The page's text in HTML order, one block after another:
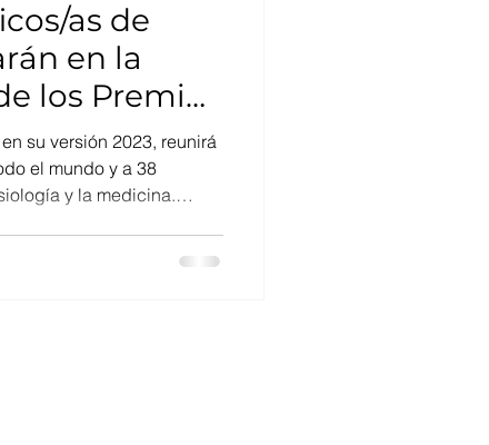
ANID
Mujeres en ciencia
as de
en la
los Premios
su versión 2023, reunirá
el mundo y a 38
y la medicina.